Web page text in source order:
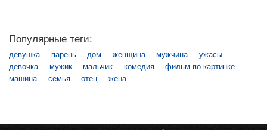
Популярные теги:
девушка парень дом женщина мужчина
ужасы
девочка
мужик мальчик комедия
фильм по картинке
машина
семья отец жена